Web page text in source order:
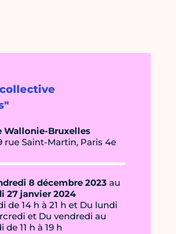
Wallonie-Bruxelles
rue Saint-Martin, Paris 4e
8 décembre 2023 au
27 janvier 2024
de 14 h à 21 h et Du lundi
et Du vendredi au
de 11 h à 19 h